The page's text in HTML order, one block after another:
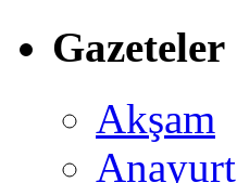
Gazeteler
Akşam
Anayurt